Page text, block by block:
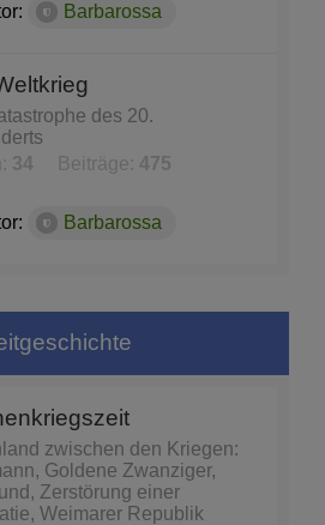
Barbarossa
des 20.
34 Beiträge: 475
Barbarossa
zwischen den Kriegen:
Goldene Zwanziger,
Zerstörung einer
Weimarer Republik